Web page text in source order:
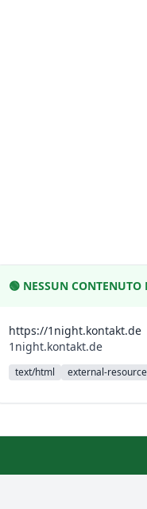
🟢 NESSUN CONTENUTO
https://1night.kontakt.de
1night.kontakt.de
text/html external-